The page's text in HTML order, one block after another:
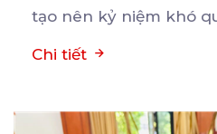
tạo nên kỷ niệm khó
Chi tiết